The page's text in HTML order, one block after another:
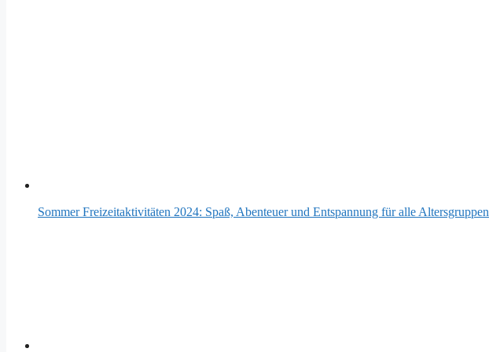
Sommer Freizeitaktivitäten 2024: Spaß, Abenteuer und Entspannung für alle Altersgruppen